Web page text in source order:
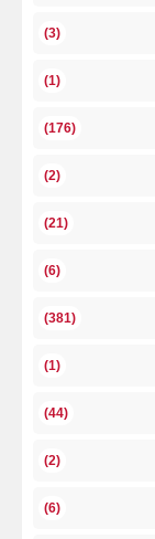
(3)
(1)
(176)
(2)
(21)
(6)
(381)
(1)
(44)
(2)
(6)